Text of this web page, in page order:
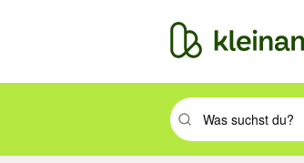
Suchbegriff eingeben.